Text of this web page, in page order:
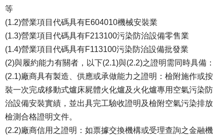
等
(1.2)營業項目代碼具有E604010機械安裝業
(1.3)營業項目代碼具有F213100污染防治設備零售業
(1.4)營業項目代碼具有F113100污染防治設備批發業
(2)與履約能力有關者，以下(2.1)與(2.2)之證明需同時具備：
(2.1)廠商具有製造、供應或承做能力之證明：檢附施作或按
裝一次完成移動式爐床屍體火化爐及火化爐專用空氣污染防
治設備安裝實績，並出具完工驗收證明及檢附空氣污染排放
檢測合格證明文件。
(2.2)廠商信用之證明：如票據交換機構或受理查詢之金融機